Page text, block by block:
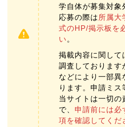
学自体が募集対象
応募の際は 所属大
式のHP/掲示板を
い 。
掲載内容に関して
調査しております
などにより一部異
ります。申請ミス
当サイトは一切の
で、 申請前には必
項を確認してくだ